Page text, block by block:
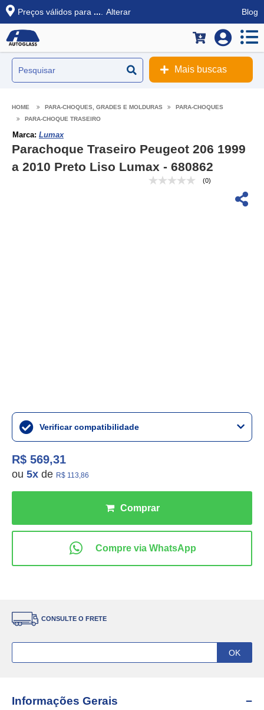
Preços válidos para ... Alterar Blog
Mais buscas
PARA-CHOQUES, GRADES E MOLDURAS
PARA-CHOQUES
PARA-CHOQUE TRASEIRO
Marca: Lumax
Parachoque Traseiro Peugeot 206 1999
a 2010 Preto Liso Lumax - 680862
(0)
Verificar compatibilidade
R$ 569,31
ou 5x de R$ 113,86
CONSULTE O FRETE
Informações Gerais